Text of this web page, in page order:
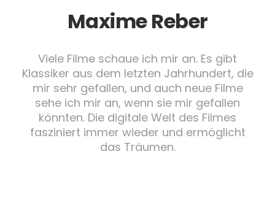
Maxime Reber
Viele Filme schaue ich mir an. Es gibt
Klassiker aus dem letzten Jahrhundert, die
mir sehr gefallen, und auch neue Filme
sehe ich mir an, wenn sie mir gefallen
könnten. Die digitale Welt des Filmes
fasziniert immer wieder und ermöglicht
das Träumen.